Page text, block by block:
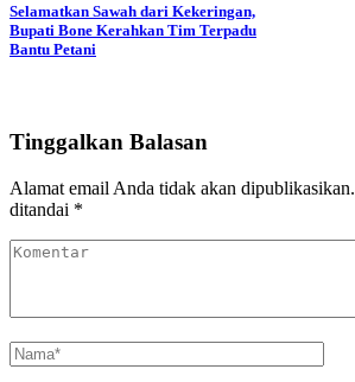
Selamatkan Sawah dari Kekeringan,
Bupati Bone Kerahkan Tim Terpadu
Bantu Petani
Tinggalkan Balasan
Alamat email Anda tidak akan dipublikasikan.
ditandai *